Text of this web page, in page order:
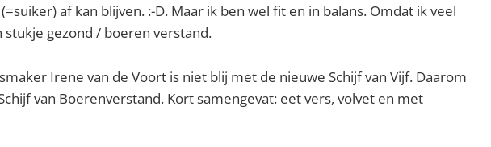
af kan blijven. :-D. Maar ik ben wel fit en in balans. Omdat ik veel
stukje gezond / boeren verstand.
Irene van de Voort is niet blij met de nieuwe Schijf van Vijf. Daarom
van Boerenverstand. Kort samengevat: eet vers, volvet en met